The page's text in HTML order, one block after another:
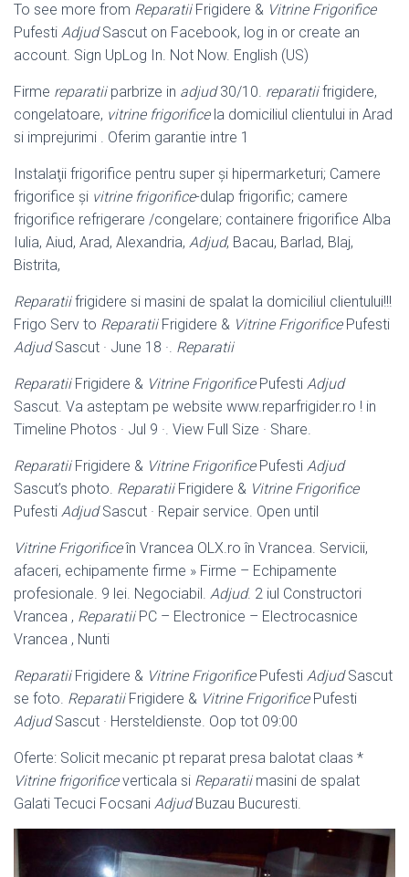
To see more from ReparatiiFrigidere & Vitrine Frigorifice
Pufesti AdjudSascut on Facebook, log in or create an
account. Sign UpLog In. Not Now. English (US)
Firme reparatiiparbrize in adjud30/10. reparatiifrigidere,
congelatoare, vitrine frigorificela domiciliul clientului in Arad
si imprejurimi . Oferim garantie intre 1
Instalaţii frigorifice pentru super şi hipermarketuri; Camere
frigorifice şi vitrine frigorifice-dulap frigorific; camere
frigorifice refrigerare /congelare; containere frigorifice Alba
Iulia, Aiud, Arad, Alexandria, Adjud, Bacau, Barlad, Blaj,
Bistrita,
Reparatiifrigidere si masini de spalat la domiciliul clientului!!!
Frigo Serv to ReparatiiFrigidere & Vitrine FrigorificePufesti
AdjudSascut · June 18 ·. Reparatii
ReparatiiFrigidere & Vitrine FrigorificePufesti Adjud
Sascut. Va asteptam pe website www.reparfrigider.ro ! in
Timeline Photos · Jul 9 ·. View Full Size · Share.
ReparatiiFrigidere & Vitrine FrigorificePufesti Adjud
Sascut’s photo. ReparatiiFrigidere & Vitrine Frigorifice
Pufesti AdjudSascut · Repair service. Open until
Vitrine Frigorificeîn Vrancea OLX.ro în Vrancea. Servicii,
afaceri, echipamente firme » Firme – Echipamente
profesionale. 9 lei. Negociabil. Adjud. 2 iul Constructori
Vrancea , ReparatiiPC – Electronice – Electrocasnice
Vrancea , Nunti
ReparatiiFrigidere & Vitrine FrigorificePufesti AdjudSascut
se foto. ReparatiiFrigidere & Vitrine FrigorificePufesti
AdjudSascut · Hersteldienste. Oop tot 09:00
Oferte: Solicit mecanic pt reparat presa balotat claas *
Vitrine frigorificeverticala si Reparatiimasini de spalat
Galati Tecuci Focsani AdjudBuzau Bucuresti.